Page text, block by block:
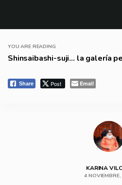
YOU ARE READING
Shinsaibashi-suji… la galería
Share Post Email
KARINA
4 NOVIEMBRE,